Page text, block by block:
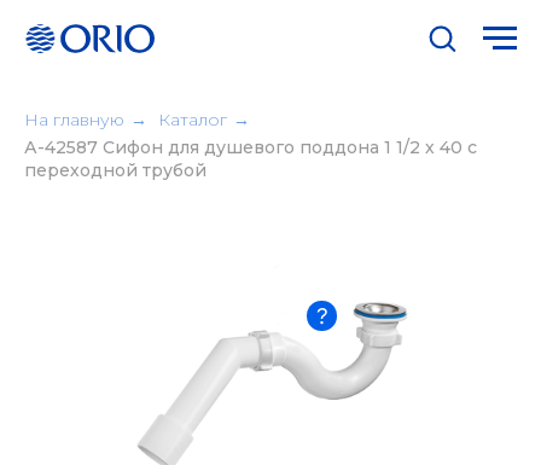
На главную → Каталог →
А-42587 Сифон для душевого поддона 1 1/2 х 40 с
переходной трубой